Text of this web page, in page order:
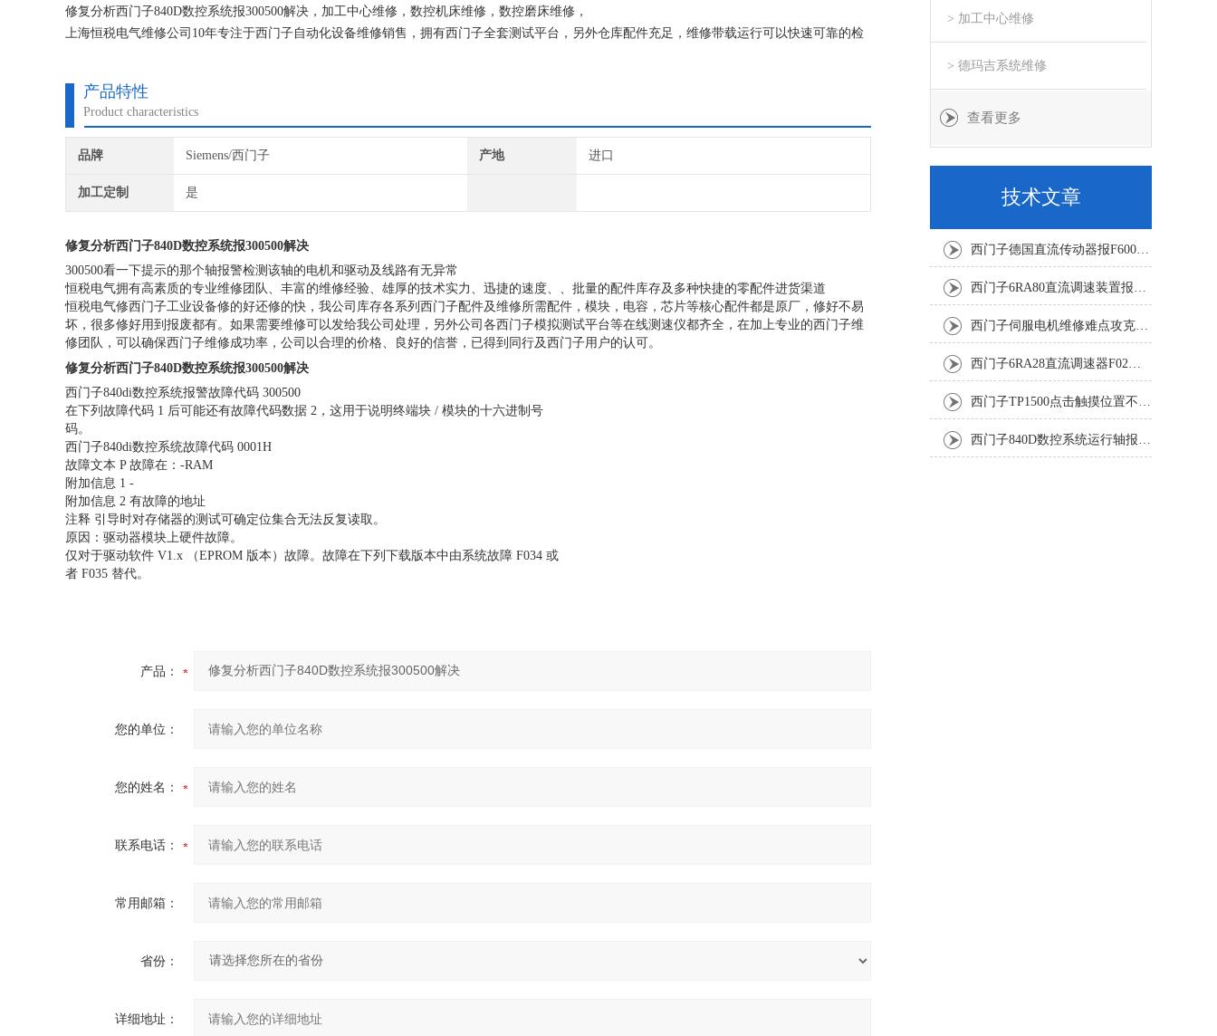
修复分析西门子840D数控系统报300500解决，加工中心维修，数控机床维修，数控磨床维修，
上海恒税电气维修公司10年专注于西门子自动化设备维修销售，拥有西门子全套测试平台，另外仓库配件充足，维修带载运行可以快速可靠的检
产品特性
Product characteristics
品牌 Siemens/西门子 产地 进口
加工定制 是
修复分析西门子840D数控系统报300500解决
300500看一下提示的那个轴报警检测该轴的电机和驱动及线路有无异常
恒税电气拥有高素质的专业维修团队、丰富的维修经验、雄厚的技术实力、迅捷的速度、、批量的配件库存及多种快捷的零配件进货渠道
恒税电气修西门子工业设备修的好还修的快，我公司库存各系列西门子配件及维修所需配件，模块，电容，芯片等核心配件都是原厂，修好不易
坏，很多修好用到报废都有。如果需要维修可以发给我公司处理，另外公司各西门子模拟测试平台等在线测速仪都齐全，在加上专业的西门子维
修团队，可以确保西门子维修成功率，公司以合理的价格、良好的信誉，已得到同行及西门子用户的认可。
修复分析西门子840D数控系统报300500解决
西门子840di数控系统报警故障代码 300500
在下列故障代码 1 后可能还有故障代码数据 2，这用于说明终端块 / 模块的十六进制号
码。
西门子840di数控系统故障代码 0001H
故障文本 P 故障在：-RAM
附加信息 1 -
附加信息 2 有故障的地址
注释 引导时对存储器的测试可确定位集合无法反复读取。
原因：驱动器模块上硬件故障。
仅对于驱动软件 V1.x （EPROM 版本）故障。故障在下列下载版本中由系统故障 F034 或
者 F035 替代。
产品：
您的单位：
您的姓名：
联系电话：
常用邮箱：
省份：
详细地址：
> 加工中心维修
> 德玛吉系统维修
查看更多
技术文章
西门子德国直流传动器报F60067高温报警修复排除方法
西门子6RA80直流调速装置报F60035修复排除方法
西门子伺服电机维修难点攻克：绝对值编码器掉电数据丢失恢复
西门子6RA28直流调速器F02故障完整排查与修复方案
西门子TP1500点击触摸位置不准送修-2小时可帮你搞定
西门子840D数控系统运行轴报300608故障解决修复处理